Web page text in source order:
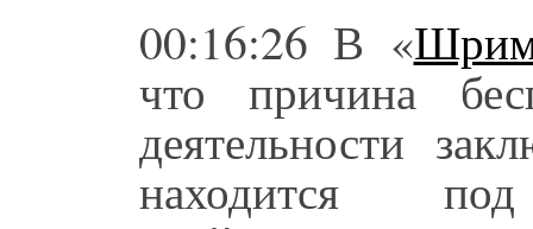
00:16:26 В «
что причина
деятельности
находится